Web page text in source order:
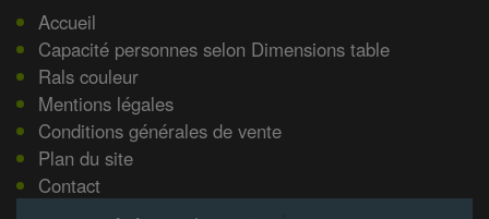
Accueil
Capacité personnes selon Dimensions table
Rals couleur
Mentions légales
Conditions générales de vente
Plan du site
Contact